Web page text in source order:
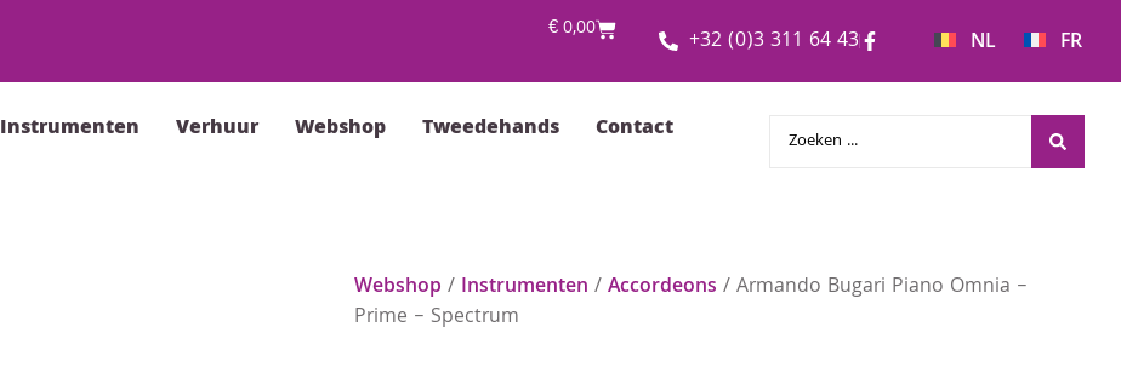
€0,00 +32 (0)3 311 64 43 NL FR
Instrumenten Verhuur Webshop Tweedehands Contact
Webshop / Instrumenten /Accordeons / Armando Bugari Piano Omnia –
Prime – Spectrum